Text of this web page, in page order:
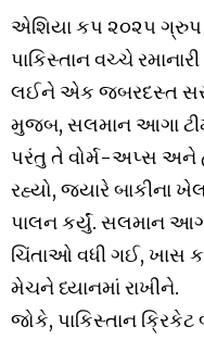
એશિયા કપ ૨૦૨૫
પાકિસ્તાન વચ્ચે
લઈને એક જબરદસ્ત
મુજબ, સલમાન આગા ટીમ
પરંતુ તે વોર્મ-અપ્સ અને
રહ્યો, જ્યારે બાકીના
પાલન કર્યું. સલમાન
ચિંતાઓ વધી ગઈ, ખાસ
મેચને ધ્યાનમાં રાખીને.
જોકે, પાકિસ્તાન